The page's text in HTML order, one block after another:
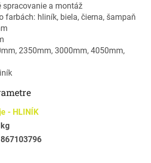
spracovanie a montáž
farbách: hliník, biela, čierna, šampaň
2350mm, 3000mm, 4050mm,
- HLINÍK